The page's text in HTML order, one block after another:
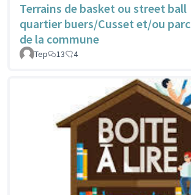
Terrains de basket ou street ball
quartier buers/Cusset et/ou parc
de la commune
Tep 13 4